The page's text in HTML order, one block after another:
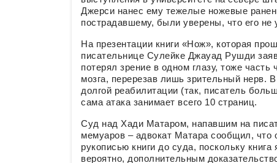
Джерси нанес ему тежелые ножевые
пострадавшему, были уверены, что его не
На презентации книги «Нож», которая
писательнице Сулейке Джауад Рушди
потерял зрение в одном глазу, тоже
мозга, перерезав лишь зрительный нерв.
долгой реабилитации (так, писатель
сама атака занимает всего 10 страниц.
Суд над Хади Матаром, напавшим на
мемуаров – адвокат Матара сообщил, что
рукописью книги до суда, поскольку
вероятно, дополнительным